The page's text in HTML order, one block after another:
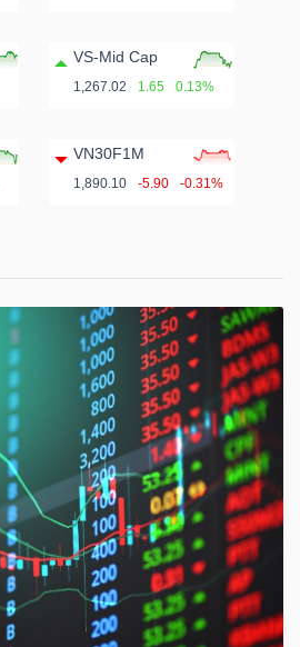
VS-Mid Cap
1,267.02 1.65 0.13%
VN30F1M
1,890.10 -5.90 -0.31%